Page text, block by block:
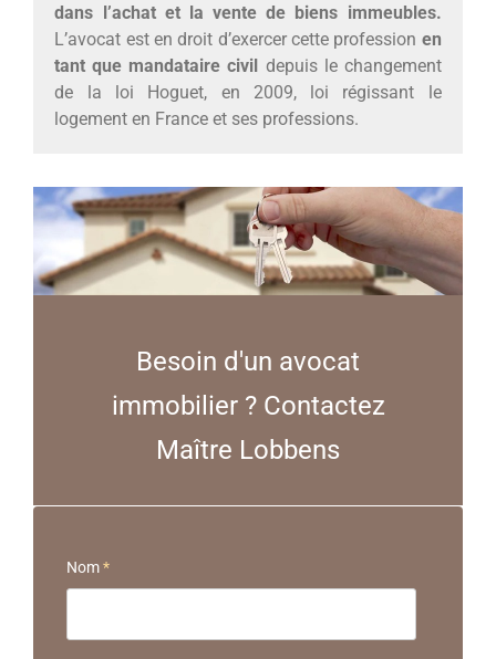
dans l’achat et la vente de biens immeubles.
L’avocat est en droit d’exercer cette profession en
tant que mandataire civil depuis le changement
de la loi Hoguet, en 2009, loi régissant le
logement en France et ses professions.
Besoin d'un avocat
immobilier ? Contactez
Maître Lobbens
Nom*